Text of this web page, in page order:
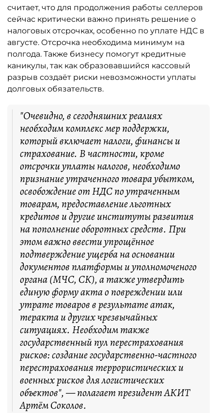
считает, что для продолжения работы селлеров
сейчас критически важно принять решение о
налоговых отсрочках, особенно по уплате НДС в
августе. Отсрочка необходима минимум на
полгода. Также бизнесу помогут кредитные
каникулы, так как образовавшийся кассовый
разрыв создаёт риски невозможности уплаты
долговых обязательств.
"Очевидно, в сегодняшних реалиях
необходим комплекс мер поддержки,
который включает налоги, финансы и
страхование. В частности, кроме
отсрочки уплаты налогов, необходимо
признание утраченного товара убытком,
освобождение от НДС по утраченным
товарам, предоставление льготных
кредитов и другие институты развития
на пополнение оборотных средств. При
этом важно ввести упрощённое
подтверждение ущерба на основании
документов платформы и уполномоченого
органа (МЧС, СК), а также утвердить
единую форму акта о повреждении или
утрате товаров в результате атак,
теракта и других чрезвычайных
ситуациях. Необходим также
государственный пул перестрахования
рисков: создание государственно-частного
перестрахования террористических и
военных рисков для логистических
объектов", — полагает президент АКИТ
Артём Соколов.